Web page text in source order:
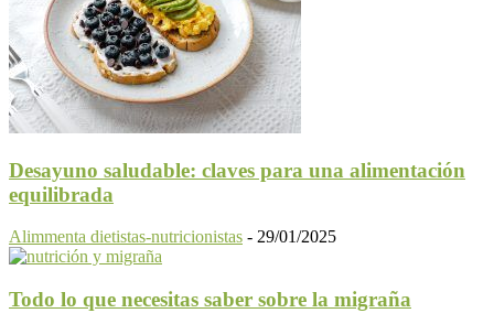
Desayuno saludable: claves para una alimentación
equilibrada
Alimmenta dietistas-nutricionistas - 29/01/2025
Todo lo que necesitas saber sobre la migraña